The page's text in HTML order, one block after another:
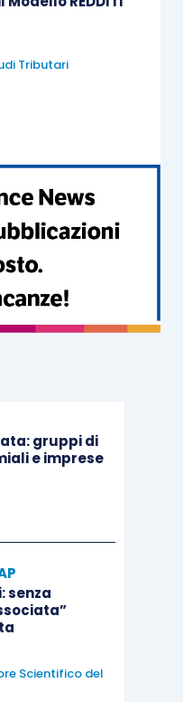
nell’ipotesi di
d’imposta,
maggior debito.
Tributari
gruppi di
e imprese
senza
Scientifico del